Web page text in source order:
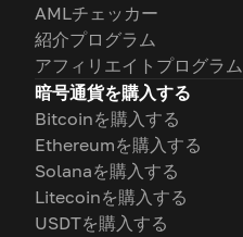
AMLチェッカー
紹介プログラム
アフィリエイトプログラム
暗号通貨を購入する
Bitcoinを購入する
Ethereumを購入する
Solanaを購入する
Litecoinを購入する
USDTを購入する